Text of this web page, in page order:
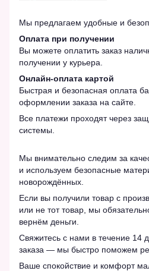
Мы предлагаем удобные и
Оплата при получении
Вы можете оплатить заказ
получении у курьера.
Онлайн-оплата картой
Быстрая и безопасная оплата
оформлении заказа на сайте.
Все платежи проходят через
системы.
Мы внимательно следим за
и используем безопасные
новорождённых.
Если вы получили товар с
или не тот товар, мы
вернём деньги.
Свяжитесь с нами в течение 14
заказа — мы быстро поможем
Ваше спокойствие и комфорт